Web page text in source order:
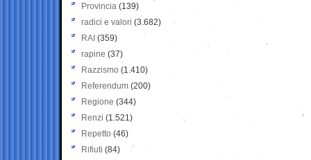
Provincia (139)
radici e valori (3.682)
RAI (359)
rapine (37)
Razzismo (1.410)
Referendum (200)
Regione (344)
Renzi (1.521)
Repetto (46)
Rifiuti (84)